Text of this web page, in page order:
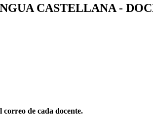
CASTELLANA -
correo de cada docente.